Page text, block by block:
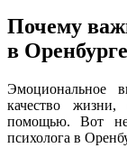
Почему
в
Эмоциональное
качество жизни,
помощью. Вот
психолога в